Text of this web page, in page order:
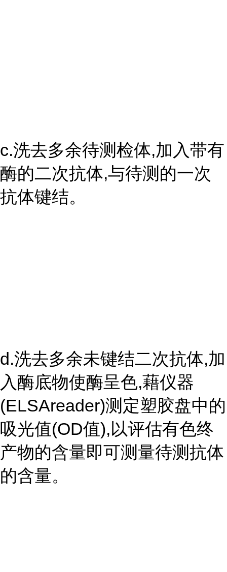
c.洗去多余待测检体,加入带有
酶的二次抗体,与待测的一次
抗体键结。
d.洗去多余未键结二次抗体,加
入酶底物使酶呈色,藉仪器
(ELSAreader)测定塑胶盘中的
吸光值(OD值),以评估有色终
产物的含量即可测量待测抗体
的含量。